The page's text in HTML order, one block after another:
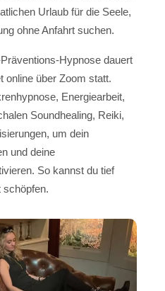
Urlaub für die Seele,
ohne Anfahrt suchen.
Hypnose dauert
online über Zoom statt.
Energiearbeit,
Soundhealing, Reiki,
um dein
und deine
So kannst du tief
schöpfen.